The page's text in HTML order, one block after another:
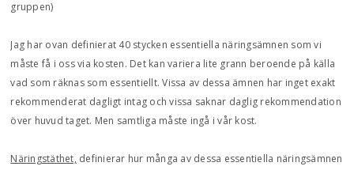
gruppen)
Jag har ovan definierat 40 stycken essentiella näringsämnen som vi
måste få i oss via kosten. Det kan variera lite grann beroende på källa
vad som räknas som essentiellt. Vissa av dessa ämnen har inget exakt
rekommenderat dagligt intag och vissa saknar daglig rekommendation
över huvud taget. Men samtliga måste ingå i vår kost.
Näringstäthet, definierar hur många av dessa essentiella näringsämnen